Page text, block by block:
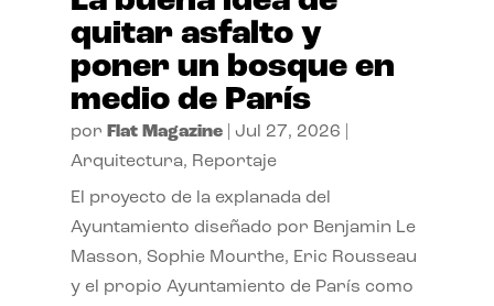
quitar asfalto y
poner un bosque en
medio de París
por Flat Magazine| Jul 27, 2026
Arquitectura, Reportaje
El proyecto de la explanada del
Ayuntamiento diseñado por Benjamin Le
Masson, Sophie Mourthe, Eric Rousseau
y el propio Ayuntamiento de París como